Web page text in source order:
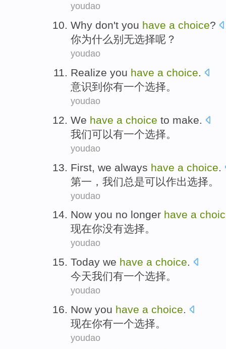
youdao
Why don't you have a choice?
你为什么别无选择呢？
youdao
Realize you have a choice.
意识到 你有一个选择。
youdao
We have a choice to make.
我们可以有一个选择。
youdao
First we always have a choice
第一 ， 我们总是可以作出选择。
youdao
Now you no longer have a
现在你没有选择。
youdao
Today we have a choice.
今天我们有一个选择。
youdao
Now you have a choice.
现在你有一个选择。
youdao